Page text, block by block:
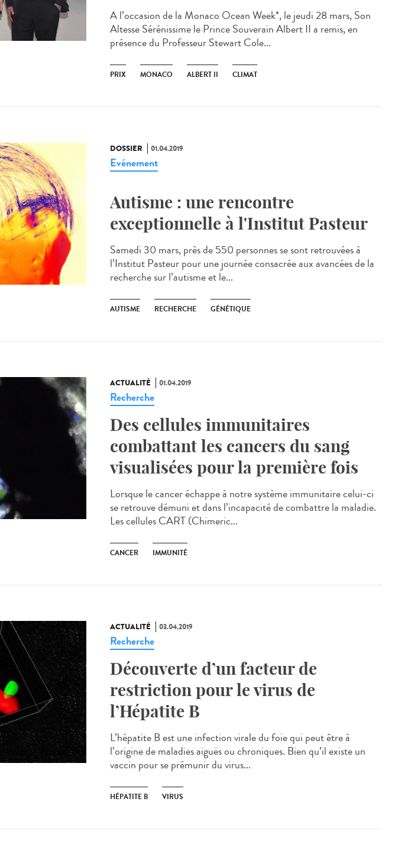
A l’occasion de la Monaco Ocean Week*, le jeudi 28 mars, Son
Altesse Sérénissime le Prince Souverain Albert II a remis, en
présence du Professeur Stewart Cole...
PRIX MONACO ALBERT II CLIMAT
DOSSIER 01.04.2019
Evénement
Autisme : une rencontre
exceptionnelle à l'Institut Pasteur
Samedi 30 mars, près de 550 personnes se sont retrouvées à
l’Institut Pasteur pour une journée consacrée aux avancées de la
recherche sur l’autisme et le...
AUTISME RECHERCHE GÉNÉTIQUE
ACTUALITÉ 01.04.2019
Recherche
Des cellules immunitaires
combattant les cancers du sang
visualisées pour la première fois
Lorsque le cancer échappe à notre système immunitaire celui-ci
se retrouve démuni et dans l’incapacité de combattre la maladie.
Les cellules CART (Chimeric...
CANCER IMMUNITÉ
ACTUALITÉ 03.04.2019
Recherche
Découverte d’un facteur de
restriction pour le virus de
l’Hépatite B
L’hépatite B est une infection virale du foie qui peut être à
l’origine de maladies aiguës ou chroniques. Bien qu’il existe un
vaccin pour se prémunir du virus...
HÉPATITE B VIRUS